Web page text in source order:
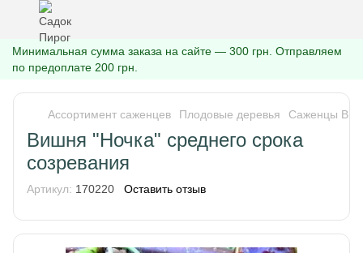
Минимальная сумма заказа на сайте — 300 грн. Отправляем
по предоплате 200 грн.
Ассортимент саженцев Плодовые деревья Саженцы
Вишня "Ночка" среднего срока
созревания
Артикул: 170220 Оставить отзыв